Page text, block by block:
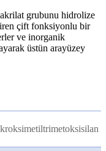
grubunu hidrolize
çift fonksiyonlu bir
ve inorganik
üstün arayüzey